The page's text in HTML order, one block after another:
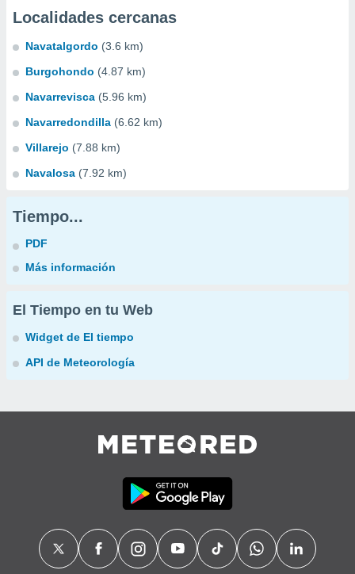
Localidades cercanas
Navatalgordo (3.6 km)
Burgohondo (4.87 km)
Navarrevisca (5.96 km)
Navarredondilla (6.62 km)
Villarejo (7.88 km)
Navalosa (7.92 km)
Tiempo...
PDF
Más información
El Tiempo en tu Web
Widget de El tiempo
API de Meteorología